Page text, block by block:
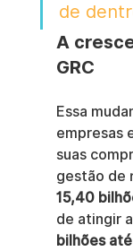
de
A
GRC
Essa
empresas
suas
gestão de
15,40
de atingir
bilhões